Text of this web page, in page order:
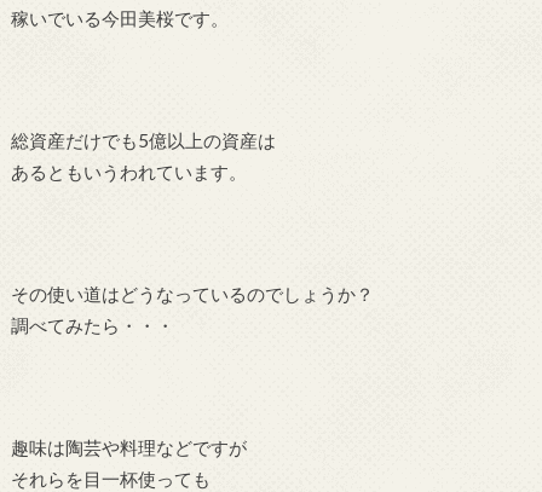
稼いでいる今田美桜です。
総資産だけでも5億以上の資産は
あるともいうわれています。
その使い道はどうなっているのでしょうか？
調べてみたら・・・
趣味は陶芸や料理などですが
それらを目一杯使っても